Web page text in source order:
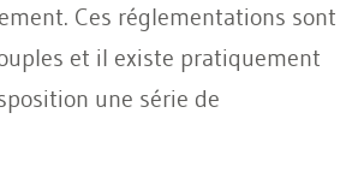
Ces réglementations sont
et il existe pratiquement
une série de